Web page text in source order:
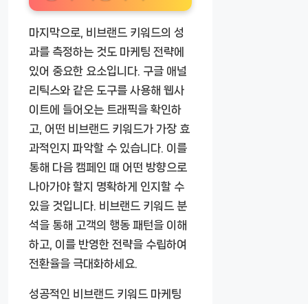
마지막으로, 비브랜드 키워드의 성
과를 측정하는 것도 마케팅 전략에
있어 중요한 요소입니다. 구글 애널
리틱스와 같은 도구를 사용해 웹사
이트에 들어오는 트래픽을 확인하
고, 어떤 비브랜드 키워드가 가장 효
과적인지 파악할 수 있습니다. 이를
통해 다음 캠페인 때 어떤 방향으로
나아가야 할지 명확하게 인지할 수
있을 것입니다. 비브랜드 키워드 분
석을 통해 고객의 행동 패턴을 이해
하고, 이를 반영한 전략을 수립하여
전환율을 극대화하세요.
성공적인 비브랜드 키워드 마케팅